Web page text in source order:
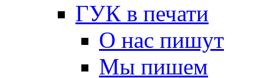
ГУК в печати
О нас пишут
Мы пишем